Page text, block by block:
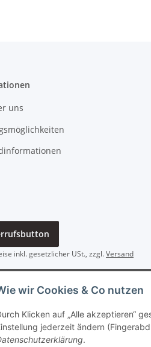
wir Cookies & Co nutzen
Klicken auf „Alle akzeptieren“
jederzeit ändern
.
uns
inkl. gesetzlicher USt., zzgl.Versand